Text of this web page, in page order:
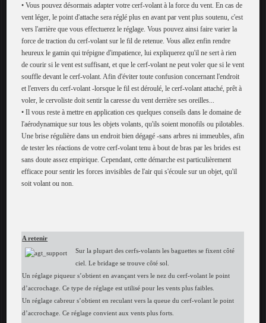
• Vous pouvez désormais adapter votre cerf-volant à la force du vent. En cas de
vent léger, le point d'attache sera réglé plus en avant par vent plus soutenu, c'est
vers l'arrière que vous effectuerez le réglage. Vous pouvez ainsi faire varier la
force de traction du cerf-volant sur le fil de retenue. Vous allez enfin rendre
heureux le gamin qui trépigne d'impatience, lui expliquerez qu'il ne sert à rien
de courir si le vent est suffisant, et que le cerf-volant ne peut voler que si le vent
souffle devant le cerf-volant. Afin d'éviter toute confusion concernant l'endroit
et l'envers du cerf-volant -lorsque le fil est déroulé, le cerf-volant attaché, prêt à
voler, le cervoliste doit sentir la caresse du vent derrière ses oreilles...
• Il vous reste à mettre en application ces quelques conseils dans le domaine de
l'aérodynamique sur tous les objets volants, qu'ils soient monofils ou pilotables.
Une brise régulière dans un endroit bien dégagé -sans arbres ni immeubles, afin
de tester les réactions de votre cerf-volant tenu à bout de bras par les brides est
sans doute assez empirique. Cependant, cette démarche est particulièrement
efficace pour sentir les forces invisibles de l'air qui s'écoule sur un objet, qu'il
soit volant ou non.
A retenir
Sur la plupart des cerfs-volants les baguettes se fixent côté
ciel. Le bridage se trouve côté sol.
Un réglage piqueur s’obtient en avançant vers le nez du cerf-volant le point
d’accrochage. Ce type de réglage est utilisé pour les vents plus faibles.
Un réglage cabreur s’obtient en reculant vers la queue du cerf-volant le point
d’accrochage. Ce réglage convient aux vents plus forts.